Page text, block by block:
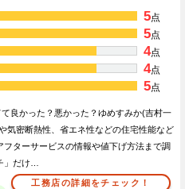
5点
5点
4点
4点
5点
良かった？悪かった？ゆめすみか(吉村一
気密断熱性、省エネ性などの住宅性能など
ターサービスの情報や値下げ方法まで調
」だけ…
工務店の詳細をチェック！